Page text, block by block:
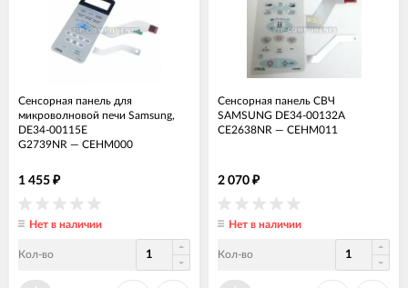
Сенсорная панель для
микроволновой печи Samsung,
DE34-00115E
G2739NR — СЕНМ000
1 455 ₽
Нет в наличии
Кол-во
Сенсорная панель СВЧ
SAMSUNG DE34-00132A
CE2638NR — СЕНМ011
2 070 ₽
Нет в наличии
Кол-во